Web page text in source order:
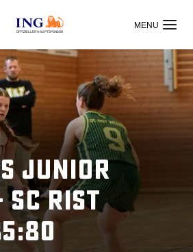
OFFIZIELLER HAUPTSPONSOR
Junior
Rist